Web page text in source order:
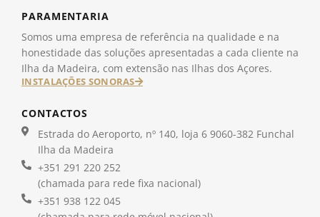
PARAMENTARIA
Somos uma empresa de referência na qualidade e na
honestidade das soluções apresentadas a cada cliente na
Ilha da Madeira, com extensão nas Ilhas dos Açores.
INSTALAÇÕES SONORAS
CONTACTOS
Estrada do Aeroporto, nº 140, loja 6 9060-382 Funchal
Ilha da Madeira
+351 291 220 252
(chamada para rede fixa nacional)
+351 938 122 045